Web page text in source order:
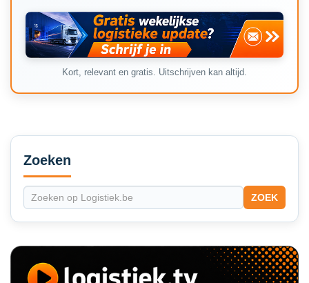
Kort, relevant en gratis. Uitschrijven kan altijd.
Secondary
Sidebar
Zoeken
ZOEK